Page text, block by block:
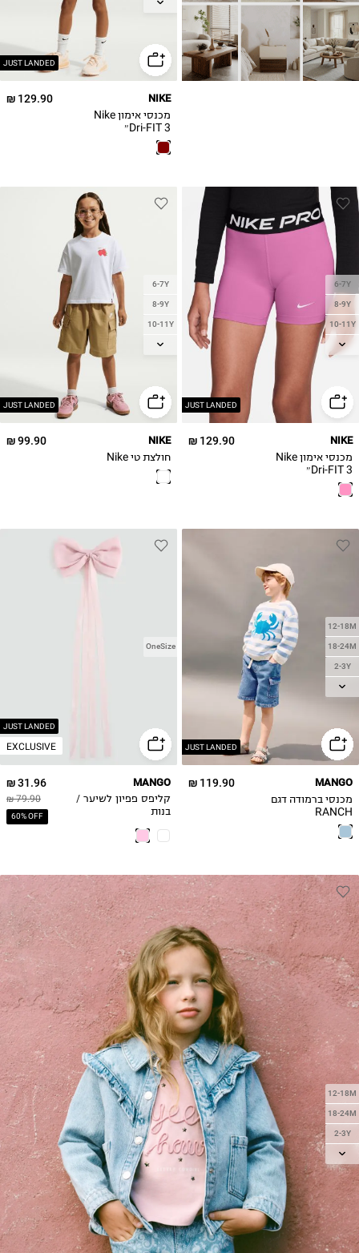
JUST LANDED
129.90 ₪ NIKE
מכנסי אימון Nike
Dri-FIT 3״
JUST LANDED
6-7Y
8-9Y
10-11Y
12-13
129.90 ₪ NIKE
מכנסי אימון Nike
Dri-FIT 3״
JUST LANDED
6-7Y
8-9Y
10-11Y
12-13
99.90 ₪ NIKE
חולצת טי Nike
JUST LANDED
12-18M
18-24M
2-3Y
3-4Y
119.90 ₪ MANGO
מכנסי ברמודה דגם
RANCH
JUST LANDED
EXCLUSIVE
OneSize
31.96 ₪
79.90 ₪
60% OFF
MANGO
קליפס פפיון לשיער /
בנות
12-18M
18-24M
2-3Y
3-4Y
4-5Y
5-6Y